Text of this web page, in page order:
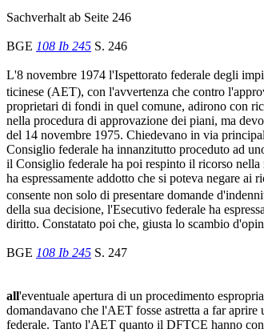
Sachverhalt ab Seite 246
BGE 108 Ib 245 S. 246
L'8 novembre 1974 l'Ispettorato federale degli
ticinese (AET), con l'avvertenza che contro
proprietari di fondi in quel comune, adirono con
nella procedura di approvazione dei piani, ma
del 14 novembre 1975. Chiedevano in via
Consiglio federale ha innanzitutto proceduto ad
il Consiglio federale ha poi respinto il ricorso
ha espressamente addotto che si poteva negare
consente non solo di presentare domande
della sua decisione, l'Esecutivo federale ha
diritto. Constatato poi che, giusta lo scambio
BGE 108 Ib 245 S. 247
all'eventuale apertura di un procedimento
domandavano che l'AET fosse astretta a far
federale. Tanto l'AET quanto il DFTCE hanno